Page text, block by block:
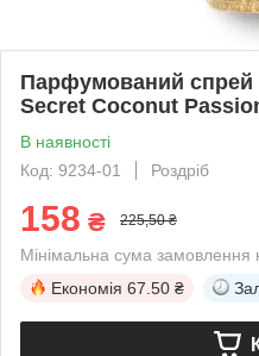
Парфумований спрей
Secret Coconut
В наявності
Код: 9234-01
Роздріб
158 ₴ 225,50 ₴
Мінімальна сума замовлення
Економія 67.50 ₴